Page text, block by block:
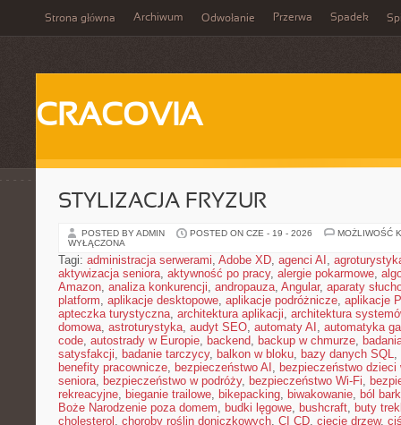
Strona główna Archiwum Odwołanie Przerwa Spadek
CRACOVIA
STYLIZACJA FRYZUR
POSTED BY ADMIN POSTED ON CZE - 19 - 2026
MOŻLIWOŚĆ
WYŁĄCZONA
Tagi: administracja serwerami, Adobe XD, agenci AI ,
aktywizacja seniora, aktywność po pracy, alergie pokarmowe,
Amazon, analiza konkurencji, andropauza, Angular, aparaty
platform, aplikacje desktopowe, aplikacje podróżnicze, aplikacje
apteczka turystyczna, architektura aplikacji, architektura
domowa, astroturystyka, audyt SEO, automaty AI , automatyka
code, autostrady w Europie, backend, backup w chmurze,
satysfakcji, badanie tarczycy, balkon w bloku, bazy danych SQL,
benefity pracownicze, bezpieczeństwo AI , bezpieczeństwo dzieci
seniora, bezpieczeństwo w podróży, bezpieczeństwo Wi-Fi,
rekreacyjne, bieganie trailowe, bikepacking, biwakowanie, ból
Boże Narodzenie poza domem, budki lęgowe, bushcraft, buty
cholesterol , choroby roślin doniczkowych, CI CD, cięcie drzew,